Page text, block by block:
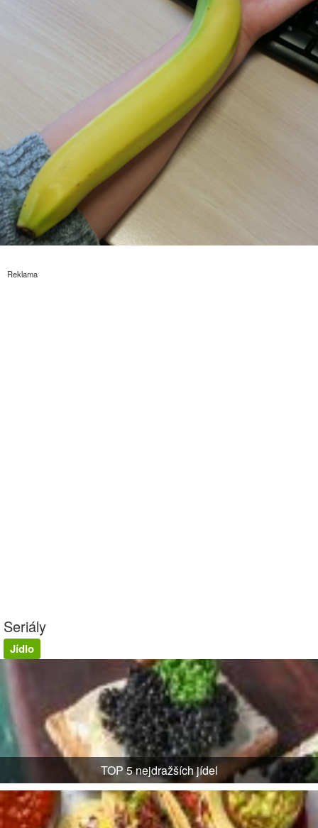
Reklama
Seriály
Jídlo
TOP 5 nejdražších jídel